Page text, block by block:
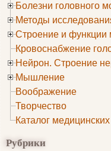
Болезни головного
Методы
Строение и функции
Кровоснабжение
Нейрон. Строение
Мышление
Воображение
Творчество
Каталог
Рубрики